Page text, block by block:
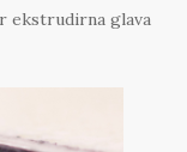
ekstrudirna glava